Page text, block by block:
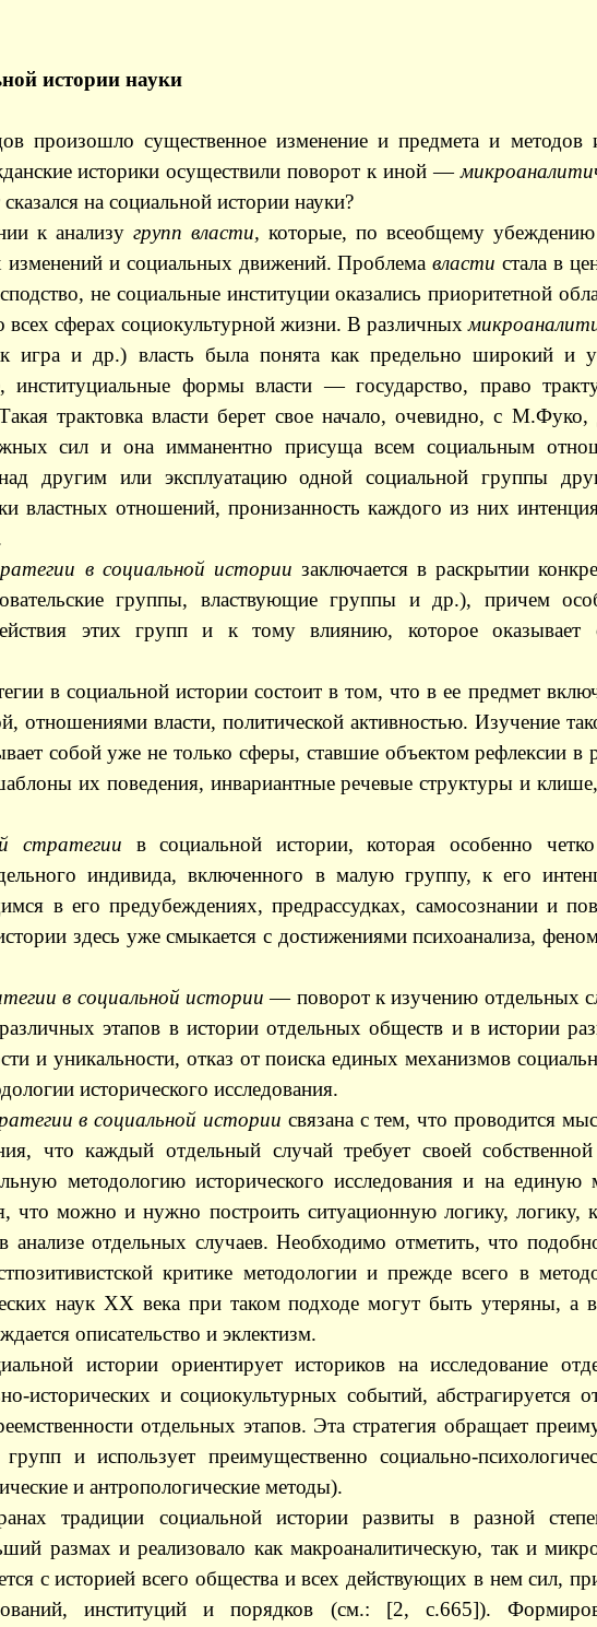
истории науки
произошло существенное изменение и предмета и методов
историки осуществили поворот к иной —
на социальной истории науки?
к анализугрупп власти,которые, по всеобщему убеждению
изменений и социальных движений. Проблемавластистала в
не социальные институции оказались приоритетной
сферах социокультурной жизни. В различных
игра и др.) власть была понята как предельно широкий и
формы власти — государство, право
трактовка власти берет свое начало, очевидно, с М.Фуко,
сил и она имманентно присуща всем социальным
над другим или эксплуатацию одной социальной группы
властных отношений, пронизанность каждого из них
в социальной истории заключается в раскрытии
группы, властвующие группы и др.), причем
этих групп и к тому влиянию, которое
в социальной истории состоит в том, что в ее предмет
отношениями власти, политической активностью. Изучение
собой уже не только сферы, ставшие объектом рефлексии
их поведения, инвариантные речевые структуры и
стратегии в социальной истории, которая особенно
индивида, включенного в малую группу, к его
в его предубеждениях, предрассудках, самосознании и
здесь уже смыкается с достижениями психоанализа,
в социальной истории— поворот к изучению отдельных
этапов в истории отдельных обществ и в истории
и уникальности, отказ от поиска единых механизмов
исторического исследования.
в социальной истории связана с тем, что проводится
что каждый отдельный случай требует своей
методологию исторического исследования и на единую
что можно и нужно построить ситуационную логику, логику,
отдельных случаев. Необходимо отметить, что
критике методологии и прежде всего в
наук ХХ века при таком подходе могут быть утеряны, а
описательство и эклектизм.
истории ориентирует историков на исследование
исторических и социокультурных событий, абстрагируется
отдельных этапов. Эта стратегия обращает
и использует преимущественно социально-
и антропологические методы).
традиции социальной истории развиты в разной
размах и реализовало как макроаналитическую, так и
с историей всего общества и всех действующих в нем сил,
институций и порядков (cм.: [2, c.665]).